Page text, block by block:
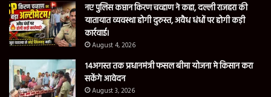
नए पुलिस कप्तान किरण चव्हाण ने कहा, दल्ली राजहरा की
यातायात व्यवस्था होगी दुरुस्त, अवैध धंधों पर होगी कड़ी
कार्रवाई।
August 4, 2026
14अगस्त तक प्रधानमंत्री फसल बीमा योजना मे किसान करा
सकेंगे आवेदन
August 3, 2026